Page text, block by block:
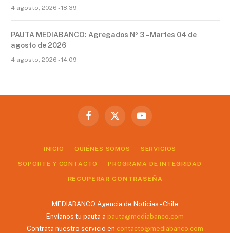
4 agosto, 2026 - 18:39
PAUTA MEDIABANCO: Agregados Nº 3 – Martes 04 de
agosto de 2026
4 agosto, 2026 - 14:09
Facebook
X
YouTube
INICIO QUIÉNES SOMOS SERVICIOS
SOPORTE Y CONTACTO PROGRAMA DE INTEGRIDAD
RECUPERAR CONTRASEÑA
MEDIABANCO Agencia de Noticias - Chile
Envíanos tu pauta a pauta@mediabanco.com
Contrata nuestro servicio en contacto@mediabanco.com